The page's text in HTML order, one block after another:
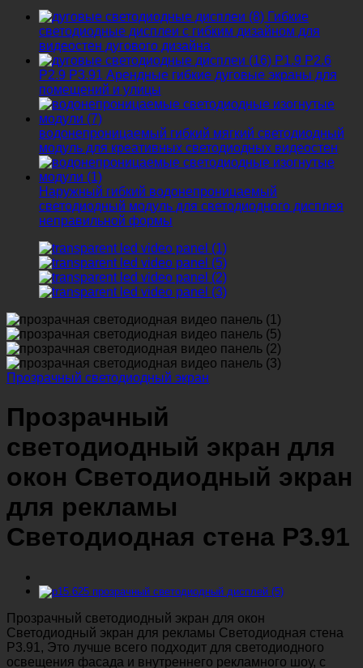
Гибкие
светодиодные дисплеи с гибким дизайном для
видеостен дугового дизайна
P1.9 P2.6
P2.9 P3.91 Арендные гибкие дуговые экраны для
помещений и улицы
водонепроницаемый гибкий мягкий светодиодный
модуль для креативных светодиодных видеостен
Наружный гибкий водонепроницаемый
светодиодный модуль для светодиодного дисплея
неправильной формы
Прозрачный светодиодный экран
Прозрачный
светодиодный экран для
окон Светодиодный экран
для рекламы
Светодиодная стена P3.91
Прозрачный светодиодный экран для окон
Светодиодный экран для рекламы Светодиодная стена
P3.91, Это лучше всего подходит для светодиодного
освещения фасада и внутреннего рекламного шоу, с